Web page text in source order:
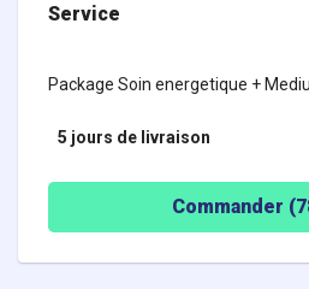
Service
Package Soin energetique +
5 jours de livraison
Commander (